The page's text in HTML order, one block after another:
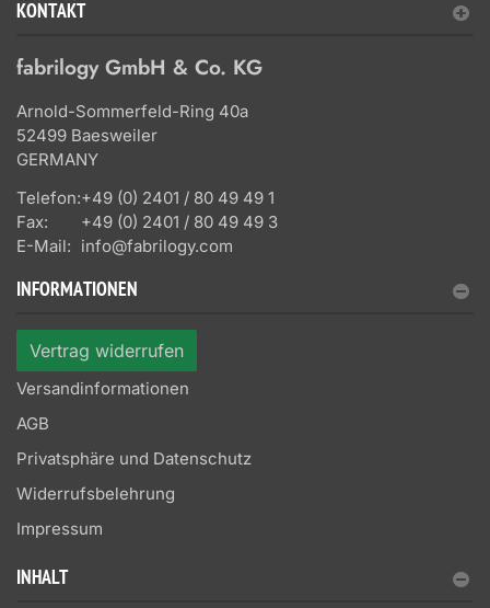
KONTAKT
fabrilogy GmbH & Co. KG
Arnold-Sommerfeld-Ring 40a
52499 Baesweiler
GERMANY
Telefon:+49 (0) 2401 / 80 49 49 1
Fax:
+49 (0) 2401 / 80 49 49 3
E-Mail: info@fabrilogy.com
INFORMATIONEN
Vertrag widerrufen
Versandinformationen
AGB
Privatsphäre und Datenschutz
Widerrufsbelehrung
Impressum
INHALT